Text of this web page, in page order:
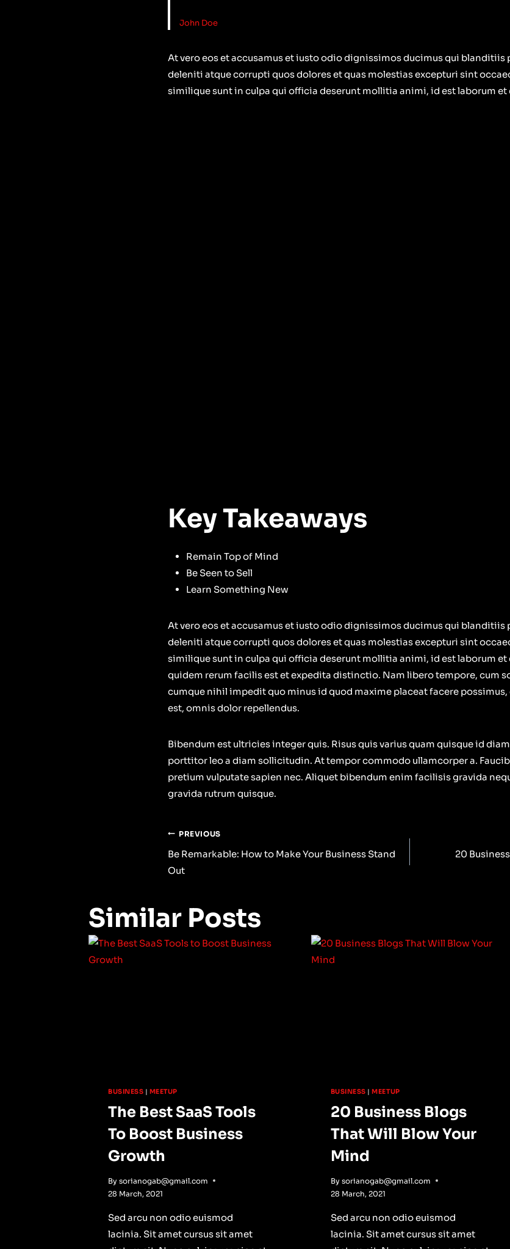
John Doe
At vero eos et accusamus et iusto odio dignissimos ducimus qui blanditiis
deleniti atque corrupti quos dolores et quas molestias excepturi sint
similique sunt in culpa qui officia deserunt mollitia animi, id est laborum et
Key Takeaways
Remain Top of Mind
Be Seen to Sell
Learn Something New
At vero eos et accusamus et iusto odio dignissimos ducimus qui blanditiis
deleniti atque corrupti quos dolores et quas molestias excepturi sint
similique sunt in culpa qui officia deserunt mollitia animi, id est laborum et
quidem rerum facilis est et expedita distinctio. Nam libero tempore, cum
cumque nihil impedit quo minus id quod maxime placeat facere
est, omnis dolor repellendus.
Bibendum est ultricies integer quis. Risus quis varius quam quisque id
porttitor leo a diam sollicitudin. At tempor commodo ullamcorper a.
pretium vulputate sapien nec. Aliquet bibendum enim facilisis gravida
gravida rutrum quisque.
Post
Navigation
PREVIOUS
Be Remarkable: How to Make Your Business Stand
Out
20
Similar Posts
BUSINESS | MEETUP
The Best SaaS Tools
To Boost Business
Growth
By sorianogab@gmail.com
28 March, 2021
Sed arcu non odio euismod
lacinia. Sit amet cursus sit amet
BUSINESS | MEETUP
20 Business Blogs
That Will Blow Your
Mind
By sorianogab@gmail.com
28 March, 2021
Sed arcu non odio euismod
lacinia. Sit amet cursus sit amet